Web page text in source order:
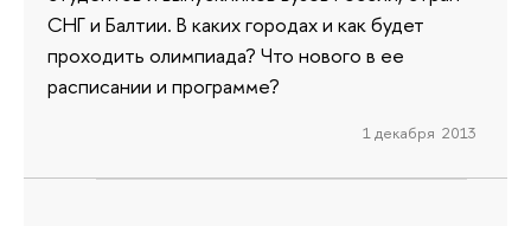
СНГ и Балтии. В каких городах и как будет
проходить олимпиада? Что нового в ее
расписании и программе?
1 декабря 2013